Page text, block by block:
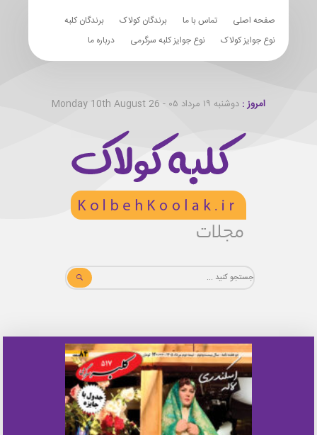
صفحه اصلی تماس با ما برندگان کولاک
برندگان کلبه
نوع جوایز کولاک
نوع جوایز کلبه سرگرمی درباره ما
امروز : دوشنبه ۱۹ مرداد ۰۵ - Monday 10th August 26